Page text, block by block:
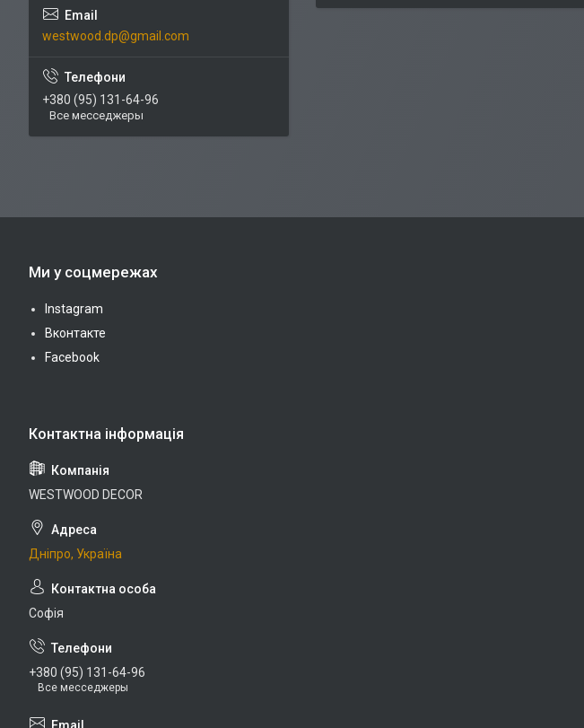
westwood.dp@gmail.com
+380 (95) 131-64-96
Все месседжеры
Ми у соцмережах
Instagram
Вконтакте
Facebook
WESTWOOD DECOR
Дніпро, Україна
Софія
+380 (95) 131-64-96
Все месседжеры